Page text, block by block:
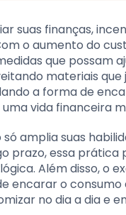
suas finanças,
o aumento do
que possam
materiais
a forma de
vida financeira
amplia suas
prazo, essa
Além disso, o
encarar o consumo
no dia a dia e